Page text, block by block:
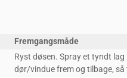
Fremgangsmåde
Ryst døsen. Spray et tyndt
dør/vindue frem og tilbage, så